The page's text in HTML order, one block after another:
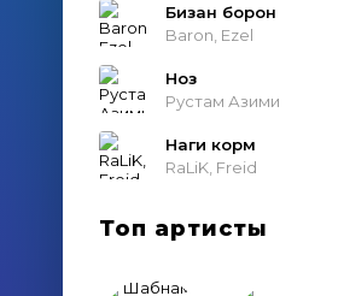
Бизан борон
Baron, Ezel
Ноз
Рустам Азими
Наги корм
RaLiK, Freid
Топ артисты